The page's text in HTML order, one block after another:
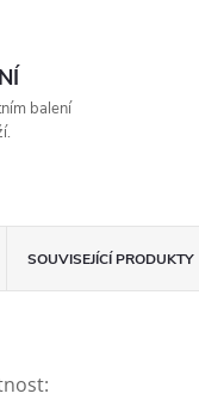
balení
SOUVISEJÍCÍ PRODUKTY
: